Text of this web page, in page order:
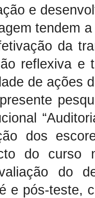
e
tendem
da
reflexiva e
de ações
dos
do curso
do
e pós-teste,